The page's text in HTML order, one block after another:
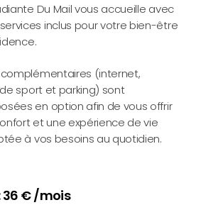
Du Mail vous accueille avec
inclus pour votre bien-être
(internet,
sport et parking) sont
en option afin de vous offrir
et une expérience de vie
à vos besoins au quotidien.
36 € /mois